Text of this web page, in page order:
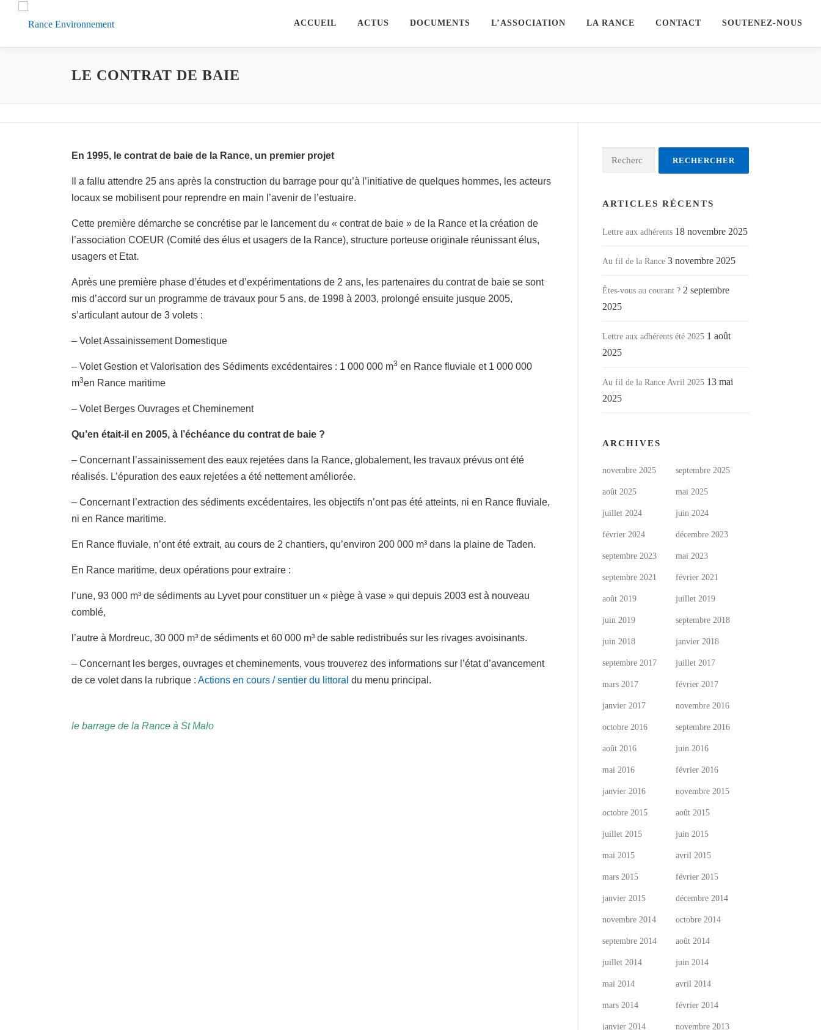
ACCUEIL ACTUS DOCUMENTS L’ASSOCIATION LA RANCE CONTACT SOUTENEZ-NOUS
LE CONTRAT DE BAIE
En 1995, le contrat de baie de la Rance, un premier projet
Il a fallu attendre 25 ans après la construction du barrage pour qu’à l’initiative de quelques hommes, les acteurs
locaux se mobilisent pour reprendre en main l’avenir de l’estuaire.
Cette première démarche se concrétise par le lancement du « contrat de baie » de la Rance et la création de
l’association COEUR (Comité des élus et usagers de la Rance), structure porteuse originale réunissant élus,
usagers et Etat.
Après une première phase d’études et d’expérimentations de 2 ans, les partenaires du contrat de baie se sont
mis d’accord sur un programme de travaux pour 5 ans, de 1998 à 2003, prolongé ensuite jusque 2005,
s’articulant autour de 3 volets :
– Volet Assainissement Domestique
– Volet Gestion et Valorisation des Sédiments excédentaires : 1 000 000 m3 en Rance fluviale et 1 000 000
m3en Rance maritime
– Volet Berges Ouvrages et Cheminement
Qu’en était-il en 2005, à l’échéance du contrat de baie ?
– Concernant l’assainissement des eaux rejetées dans la Rance, globalement, les travaux prévus ont été
réalisés. L’épuration des eaux rejetées a été nettement améliorée.
– Concernant l’extraction des sédiments excédentaires, les objectifs n’ont pas été atteints, ni en Rance fluviale,
ni en Rance maritime.
En Rance fluviale, n’ont été extrait, au cours de 2 chantiers, qu’environ 200 000 m³ dans la plaine de Taden.
En Rance maritime, deux opérations pour extraire :
l’une, 93 000 m³ de sédiments au Lyvet pour constituer un « piège à vase » qui depuis 2003 est à nouveau
comblé,
l’autre à Mordreuc, 30 000 m³ de sédiments et 60 000 m³ de sable redistribués sur les rivages avoisinants.
– Concernant les berges, ouvrages et cheminements, vous trouverez des informations sur l’état d’avancement
de ce volet dans la rubrique : Actions en cours / sentier du littoral du menu principal.
le barrage de la Rance à St Malo
Rechercher :
ARTICLES RÉCENTS
Lettre aux adhérents 18 novembre 2025
Au fil de la Rance 3 novembre 2025
Êtes-vous au courant ? 2 septembre
2025
Lettre aux adhérents été 2025 1 août
2025
Au fil de la Rance Avril 2025 13 mai
2025
ARCHIVES
novembre 2025 septembre 2025
août 2025 mai 2025
juillet 2024 juin 2024
février 2024 décembre 2023
septembre 2023 mai 2023
septembre 2021 février 2021
août 2019 juillet 2019
juin 2019 septembre 2018
juin 2018 janvier 2018
septembre 2017 juillet 2017
mars 2017 février 2017
janvier 2017 novembre 2016
octobre 2016 septembre 2016
août 2016 juin 2016
mai 2016 février 2016
janvier 2016 novembre 2015
octobre 2015 août 2015
juillet 2015 juin 2015
mai 2015 avril 2015
mars 2015 février 2015
janvier 2015 décembre 2014
novembre 2014 octobre 2014
septembre 2014 août 2014
juillet 2014 juin 2014
mai 2014 avril 2014
mars 2014 février 2014
janvier 2014 novembre 2013